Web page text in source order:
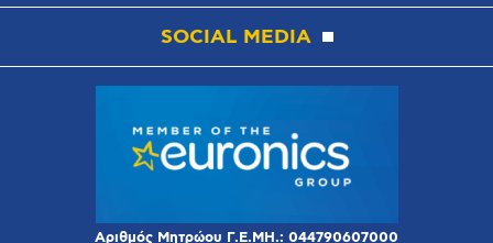
SOCIAL MEDIA